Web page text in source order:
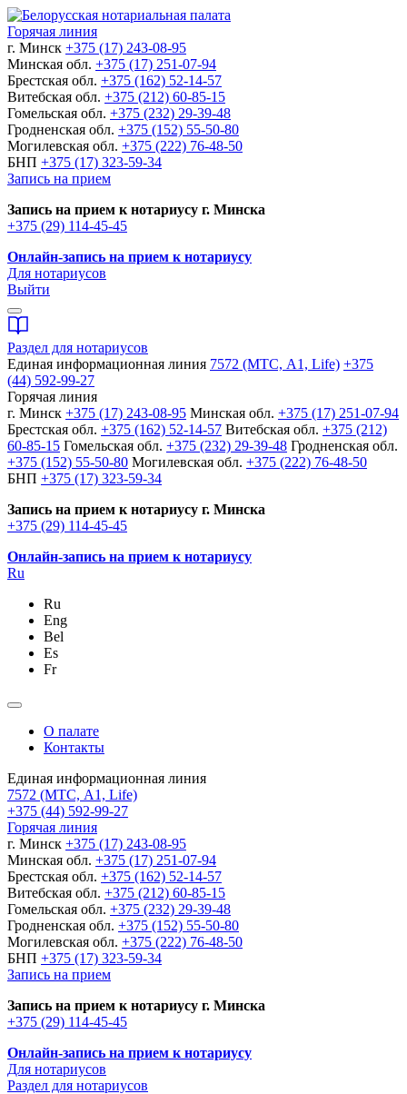
Горячая линия
г. Минск +375 (17) 243-08-95
Минская обл. +375 (17) 251-07-94
Брестская обл. +375 (162) 52-14-57
Витебская обл. +375 (212) 60-85-15
Гомельская обл. +375 (232) 29-39-48
Гродненская обл. +375 (152) 55-50-80
Могилевская обл. +375 (222) 76-48-50
БНП +375 (17) 323-59-34
Запись на прием
Запись на прием к нотариусу г. Минска
+375 (29) 114-45-45
Онлайн-запись на прием к нотариусу
Для нотариусов
Выйти
Раздел для нотариусов
Единая информационная линия 7572 (МТС, A1, Life) +375
(44) 592-99-27
Горячая линия
г. Минск +375 (17) 243-08-95 Минская обл. +375 (17) 251-07-94
Брестская обл. +375 (162) 52-14-57 Витебская обл. +375 (212)
60-85-15 Гомельская обл. +375 (232) 29-39-48 Гродненская обл.
+375 (152) 55-50-80 Могилевская обл. +375 (222) 76-48-50
БНП +375 (17) 323-59-34
Запись на прием к нотариусу г. Минска
+375 (29) 114-45-45
Онлайн-запись на прием к нотариусу
Ru
Ru
Eng
Bel
Es
Fr
О палате
Контакты
Единая информационная линия
7572 (МТС, A1, Life)
+375 (44) 592-99-27
Горячая линия
г. Минск +375 (17) 243-08-95
Минская обл. +375 (17) 251-07-94
Брестская обл. +375 (162) 52-14-57
Витебская обл. +375 (212) 60-85-15
Гомельская обл. +375 (232) 29-39-48
Гродненская обл. +375 (152) 55-50-80
Могилевская обл. +375 (222) 76-48-50
БНП +375 (17) 323-59-34
Запись на прием
Запись на прием к нотариусу г. Минска
+375 (29) 114-45-45
Онлайн-запись на прием к нотариусу
Для нотариусов
Раздел для нотариусов